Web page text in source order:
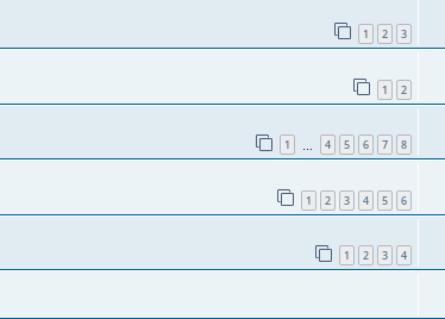
1 2 3
1 2
1 4 5 6 7 8
1 2 3 4 5 6
1 2 3 4